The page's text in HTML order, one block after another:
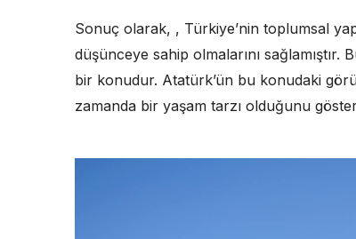
Sonuç olarak, , Türkiye’nin toplumsal
düşünceye sahip olmalarını sağlamıştır.
bir konudur. Atatürk’ün bu konudaki
zamanda bir yaşam tarzı olduğunu